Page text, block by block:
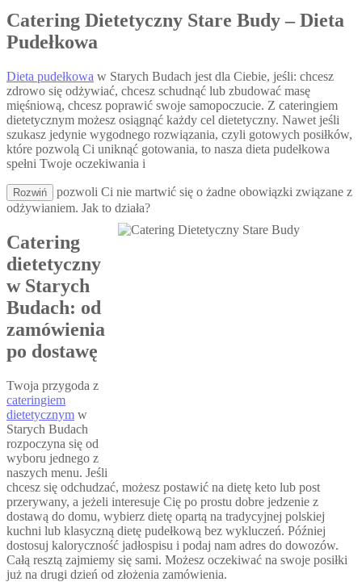
Catering Dietetyczny Stare Budy – Dieta
Pudełkowa
Dieta pudełkowa w Starych Budach jest dla Ciebie, jeśli: chcesz
zdrowo się odżywiać, chcesz schudnąć lub zbudować masę
mięśniową, chcesz poprawić swoje samopoczucie. Z cateringiem
dietetycznym możesz osiągnąć każdy cel dietetyczny. Nawet jeśli
szukasz jedynie wygodnego rozwiązania, czyli gotowych posiłków,
które pozwolą Ci uniknąć gotowania, to nasza dieta pudełkowa
spełni Twoje oczekiwania i
Rozwiń
pozwoli Ci nie martwić się o żadne obowiązki związane z
odżywianiem. Jak to działa?
Catering
dietetyczny
w Starych
Budach: od
zamówienia
po dostawę
Twoja przygoda z
cateringiem
dietetycznym w
Starych Budach
rozpoczyna się od
wyboru jednego z
naszych menu. Jeśli
chcesz się odchudzać, możesz postawić na dietę keto lub post
przerywany, a jeżeli interesuje Cię po prostu dobre jedzenie z
dostawą do domu, wybierz dietę opartą na tradycyjnej polskiej
kuchni lub klasyczną dietę pudełkową bez wykluczeń. Później
dostosuj kaloryczność jadłospisu i podaj nam adres do dowozów.
Całą resztą zajmiemy się sami. Możesz oczekiwać na swoje posiłki
już na drugi dzień od złożenia zamówienia.